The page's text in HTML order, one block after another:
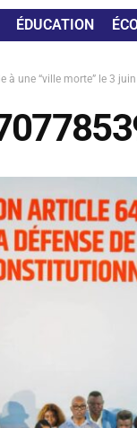
ÉDUCATION
à une “ville morte” le 3